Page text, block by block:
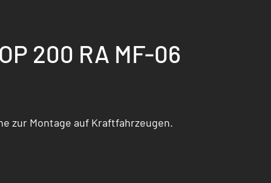
200 RA MF-06
zur Montage auf Kraftfahrzeugen.